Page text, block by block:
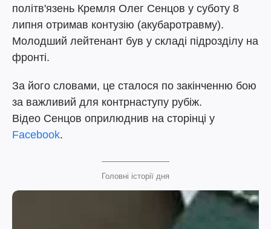
політв'язень Кремля Олег Сенцов у суботу 8
липня отримав контузію (акубаротравму).
Молодший лейтенант був у складі підрозділу на
фронті.
За його словами, це сталося по закінченню бою
за важливий для контрнаступу рубіж.
Відео Сенцов оприлюднив на сторінці у
Facebook.
Головні історії дня